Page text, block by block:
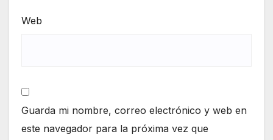
Web
Guarda mi nombre, correo electrónico y web en
este navegador para la próxima vez que